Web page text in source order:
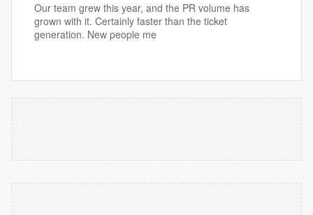
Our team grew this year, and the PR volume has
grown with it. Certainly faster than the ticket
generation. New people me